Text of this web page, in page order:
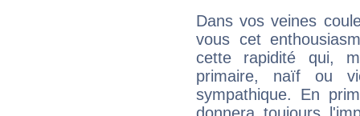
Dans vos veines
vous cet
cette rapidité qui,
primaire, naïf ou
sympathique. En